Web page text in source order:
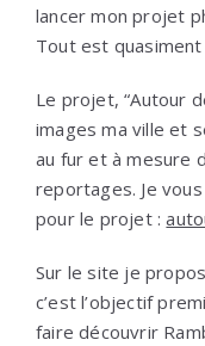
lancer mon projet
Tout est
Le projet, “Autour
images ma ville et
au fur et à mesure
reportages. Je
pour le projet :
Sur le site je
c’est l’objectif
faire découvrir